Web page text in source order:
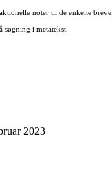
noter til de enkelte breve.
søgning i metatekst.
2023